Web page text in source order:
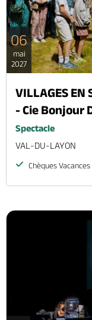
06
mai
2027
VILLAGES EN
- Cie Bonjour
Spectacle
VAL-DU-LAYON
Chèques Vacances